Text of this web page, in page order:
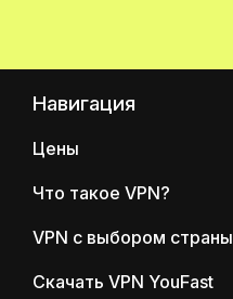
Навигация
Цены
Что такое VPN?
VPN с выбором страны
Скачать VPN YouFast